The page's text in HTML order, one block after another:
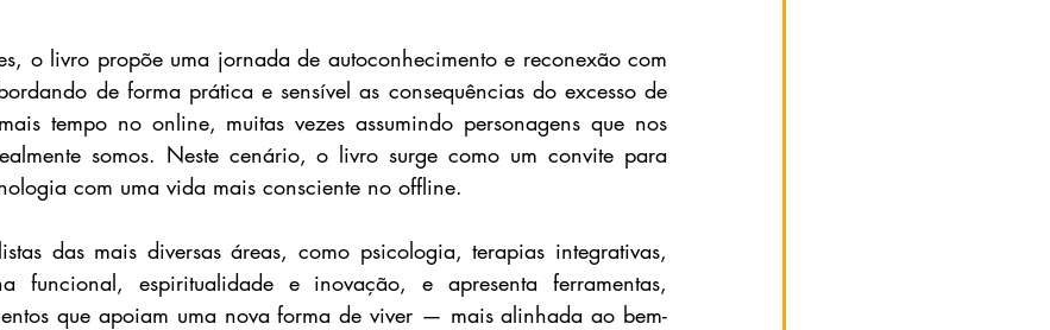
o livro propõe uma jornada de autoconhecimento e reconexão com
de forma prática e sensível as consequências do excesso de
tempo no online, muitas vezes assumindo personagens que nos
somos. Neste cenário, o livro surge como um convite para
com uma vida mais consciente no offline.
das mais diversas áreas, como psicologia, terapias integrativas,
funcional, espiritualidade e inovação, e apresenta ferramentas,
que apoiam uma nova forma de viver — mais alinhada ao bem-